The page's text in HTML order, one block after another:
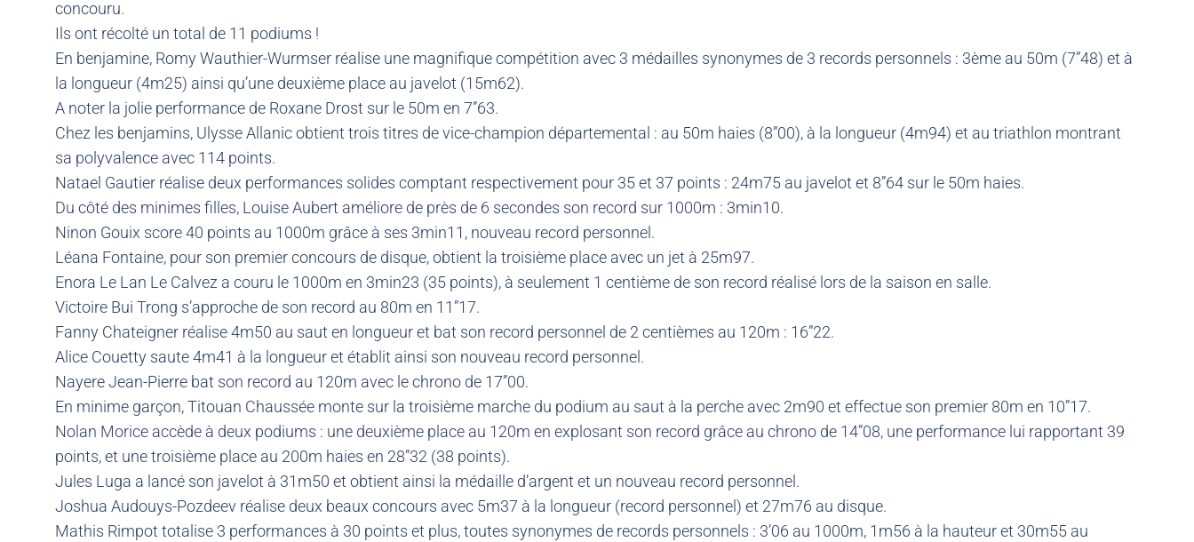
concouru.
Ils ont récolté un total de 11 podiums !
En benjamine, Romy Wauthier-Wurmser réalise une magnifique compétition avec 3 médailles synonymes de 3 records personnels : 3ème au 50m (7”48) et à
la longueur (4m25) ainsi qu’une deuxième place au javelot (15m62).
A noter la jolie performance de Roxane Drost sur le 50m en 7”63.
Chez les benjamins, Ulysse Allanic obtient trois titres de vice-champion départemental : au 50m haies (8”00), à la longueur (4m94) et au triathlon montrant
sa polyvalence avec 114 points.
Natael Gautier réalise deux performances solides comptant respectivement pour 35 et 37 points : 24m75 au javelot et 8”64 sur le 50m haies.
Du côté des minimes filles, Louise Aubert améliore de près de 6 secondes son record sur 1000m : 3min10.
Ninon Gouix score 40 points au 1000m grâce à ses 3min11, nouveau record personnel.
Léana Fontaine, pour son premier concours de disque, obtient la troisième place avec un jet à 25m97.
Enora Le Lan Le Calvez a couru le 1000m en 3min23 (35 points), à seulement 1 centième de son record réalisé lors de la saison en salle.
Victoire Bui Trong s’approche de son record au 80m en 11”17.
Fanny Chateigner réalise 4m50 au saut en longueur et bat son record personnel de 2 centièmes au 120m : 16”22.
Alice Couetty saute 4m41 à la longueur et établit ainsi son nouveau record personnel.
Nayere Jean-Pierre bat son record au 120m avec le chrono de 17”00.
En minime garçon, Titouan Chaussée monte sur la troisième marche du podium au saut à la perche avec 2m90 et effectue son premier 80m en 10”17.
Nolan Morice accède à deux podiums : une deuxième place au 120m en explosant son record grâce au chrono de 14”08, une performance lui rapportant 39
points, et une troisième place au 200m haies en 28”32 (38 points).
Jules Luga a lancé son javelot à 31m50 et obtient ainsi la médaille d’argent et un nouveau record personnel.
Joshua Audouys-Pozdeev réalise deux beaux concours avec 5m37 à la longueur (record personnel) et 27m76 au disque.
Mathis Rimpot totalise 3 performances à 30 points et plus, toutes synonymes de records personnels : 3’06 au 1000m, 1m56 à la hauteur et 30m55 au